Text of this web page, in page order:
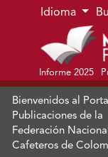
Ir al menú de
Ir al contenido
Ir al pie de página
Idioma
Informe 2025
Bienvenidos al
Publicaciones de la
Federación
Cafeteros de